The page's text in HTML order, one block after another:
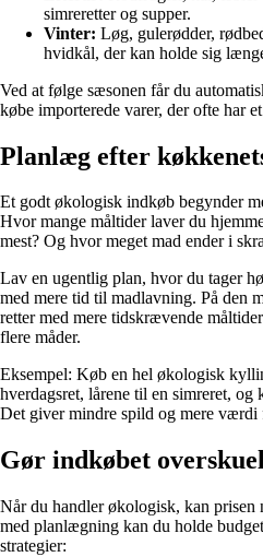
simreretter og supper.
Vinter: Løg, gulerødder,
hvidkål, der kan holde sig
Ved at følge sæsonen får du
købe importerede varer, der ofte har
Planlæg efter
Et godt økologisk indkøb begynder
Hvor mange måltider laver du
mest? Og hvor meget mad ender i
Lav en ugentlig plan, hvor du tager
med mere tid til madlavning. På den
retter med mere tidskrævende
flere måder.
Eksempel: Køb en hel økologisk
hverdagsret, lårene til en simreret, og
Det giver mindre spild og mere værdi
Gør indkøbet
Når du handler økologisk, kan prisen
med planlægning kan du holde
strategier: